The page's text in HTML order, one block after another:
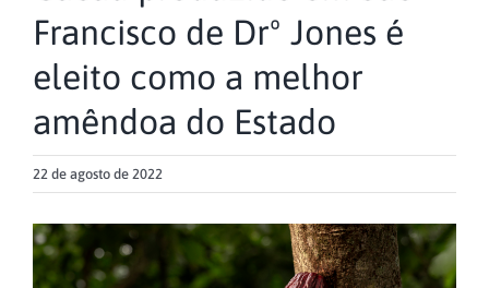
Francisco de Drº Jones é
eleito como a melhor
amêndoa do Estado
22 de agosto de 2022
View
Larger